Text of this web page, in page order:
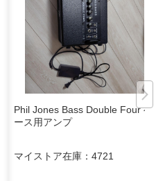
Phil Jones Bass Double Four ベ
ース用アンプ
マイストア在庫： 4721